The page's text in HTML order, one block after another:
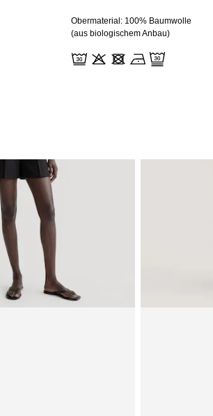
Obermaterial: 100% Baumwolle
(aus biologischem Anbau)